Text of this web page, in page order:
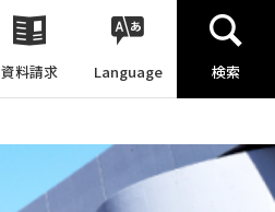
資料請求 Language 検索